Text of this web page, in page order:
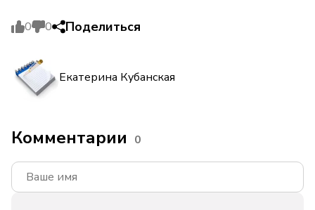
0 0 Поделиться
Екатерина Кубанская
Комментарии 0